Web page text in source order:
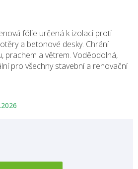
fólie určená k izolaci proti
a betonové desky. Chrání
prachem a větrem. Voděodolná,
pro všechny stavební a renovační